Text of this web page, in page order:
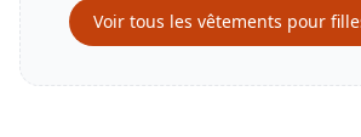
Voir tous les vêtements pour